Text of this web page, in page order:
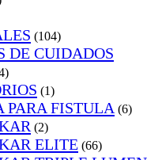
(104)
DE CUIDADOS
(1)
PARA FISTULA (6)
(2)
ELITE (66)